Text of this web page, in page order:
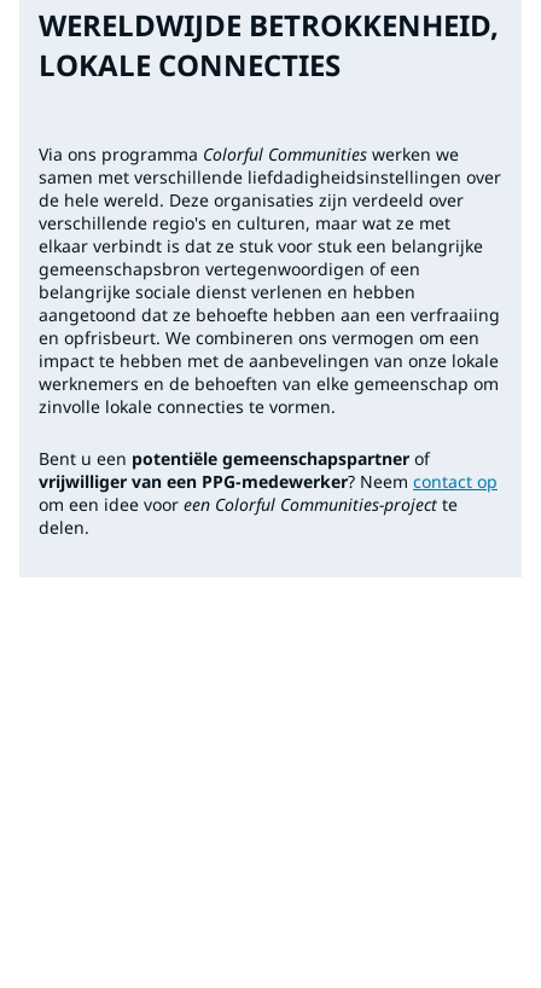
WERELDWIJDE BETROKKENHEID,
LOKALE CONNECTIES
Via ons programma Colorful Communities werken we
samen met verschillende liefdadigheidsinstellingen over
de hele wereld. Deze organisaties zijn verdeeld over
verschillende regio's en culturen, maar wat ze met
elkaar verbindt is dat ze stuk voor stuk een belangrijke
gemeenschapsbron vertegenwoordigen of een
belangrijke sociale dienst verlenen en hebben
aangetoond dat ze behoefte hebben aan een verfraaiing
en opfrisbeurt. We combineren ons vermogen om een
impact te hebben met de aanbevelingen van onze lokale
werknemers en de behoeften van elke gemeenschap om
zinvolle lokale connecties te vormen.
Bent u een potentiële gemeenschapspartner of
vrijwilliger van een PPG-medewerker? Neem contact op
om een idee voor een Colorful Communities-project te
delen.